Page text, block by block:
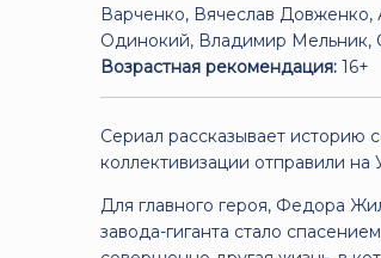
Варченко, Вячеслав
Одинокий, Владимир Мельник,
Возрастная рекомендация: 16+
Сериал рассказывает историю
коллективизации отправили на
Для главного героя, Федора
завода-гиганта стало